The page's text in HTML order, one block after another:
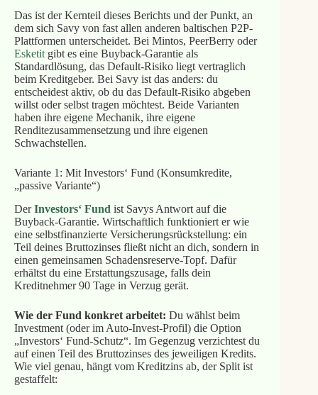
Das ist der Kernteil dieses Berichts und der Punkt, an
dem sich Savy von fast allen anderen baltischen P2P-
Plattformen unterscheidet. Bei Mintos, PeerBerry oder
Esketitgibt es eine Buyback-Garantie als
Standardlösung, das Default-Risiko liegt vertraglich
beim Kreditgeber. Bei Savy ist das anders: du
entscheidest aktiv, ob du das Default-Risiko abgeben
willst oder selbst tragen möchtest. Beide Varianten
haben ihre eigene Mechanik, ihre eigene
Renditezusammensetzung und ihre eigenen
Schwachstellen.
Variante 1: Mit Investors‘ Fund (Konsumkredite,
„passive Variante“)
DerInvestors‘ Fund ist Savys Antwort auf die
Buyback-Garantie. Wirtschaftlich funktioniert er wie
eine selbstfinanzierte Versicherungsrückstellung: ein
Teil deines Bruttozinses fließt nicht an dich, sondern in
einen gemeinsamen Schadensreserve-Topf. Dafür
erhältst du eine Erstattungszusage, falls dein
Kreditnehmer 90 Tage in Verzug gerät.
Wie der Fund konkret arbeitet: Du wählst beim
Investment (oder im Auto-Invest-Profil) die Option
„Investors‘ Fund-Schutz“. Im Gegenzug verzichtest du
auf einen Teil des Bruttozinses des jeweiligen Kredits.
Wie viel genau, hängt vom Kreditzins ab, der Split ist
gestaffelt: